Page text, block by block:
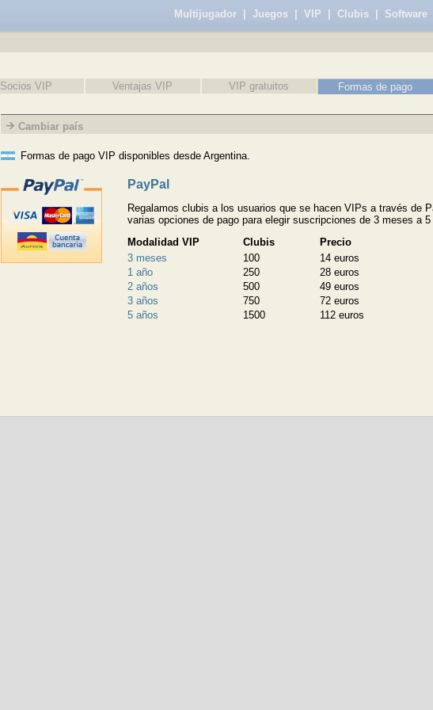
Multijugador| Juegos| VIP Clubis| Software
Socios VIP Ventajas VIP VIP gratuitos Formas de pago
Cambiar país
Formas de pago VIP disponibles desde Argentina.
PayPal
Regalamos clubis a los usuarios que se hacen VIPs a través de
varias opciones de pago para elegir suscripciones de 3 meses a 5
Modalidad VIP
Clubis
Precio
3 meses
100
14 euros
1 año
250
28 euros
2 años
500
49 euros
3 años
750
72 euros
5 años
1500 112 euros